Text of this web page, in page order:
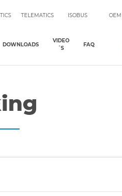
TELEMATICS ISOBUS OEM
DOWNLOADS
VIDEO
´S
FAQ